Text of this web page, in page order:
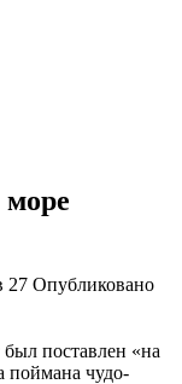
море
27 Опубликовано
поставлен «на
поймана чудо-